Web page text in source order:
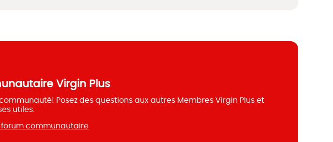
Virgin Plus
Posez des questions aux autres Membres Virgin Plus et
utiles.
forum communautaire